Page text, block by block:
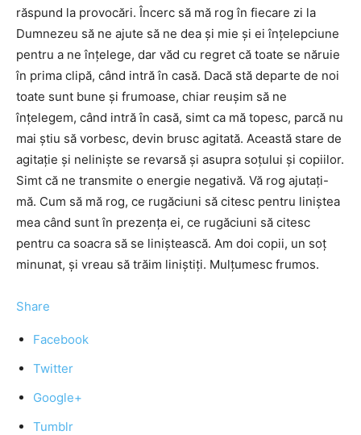
răspund la provocări. Încerc să mă rog în fiecare zi la
Dumnezeu să ne ajute să ne dea şi mie şi ei înţelepciune
pentru a ne înţelege, dar văd cu regret că toate se năruie
în prima clipă, când intră în casă. Dacă stă departe de noi
toate sunt bune şi frumoase, chiar reuşim să ne
înţelegem, când intră în casă, simt ca mă topesc, parcă nu
mai ştiu să vorbesc, devin brusc agitată. Această stare de
agitaţie şi nelinişte se revarsă şi asupra soţului şi copiilor.
Simt că ne transmite o energie negativă. Vă rog ajutaţi-
mă. Cum să mă rog, ce rugăciuni să citesc pentru liniştea
mea când sunt în prezenţa ei, ce rugăciuni să citesc
pentru ca soacra să se liniştească. Am doi copii, un soţ
minunat, şi vreau să trăim liniştiţi. Mulţumesc frumos.
Share
Facebook
Twitter
Google+
Tumblr